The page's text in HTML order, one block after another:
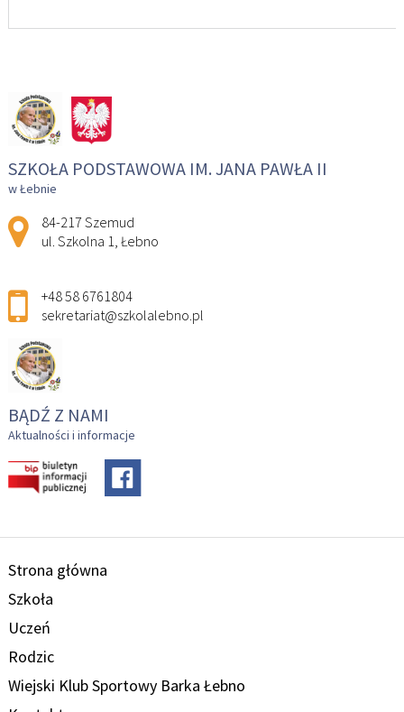
SZKOŁA PODSTAWOWA IM. JANA PAWŁA II
w Łebnie
Adres pocztowy:
84-217 Szemud
ul. Szkolna 1, Łebno
+48 58 6761804
sekretariat@szkolalebno.pl
BĄDŹ Z NAMI
Aktualności i informacje
Strona główna
Szkoła
Uczeń
Rodzic
Wiejski Klub Sportowy Barka Łebno